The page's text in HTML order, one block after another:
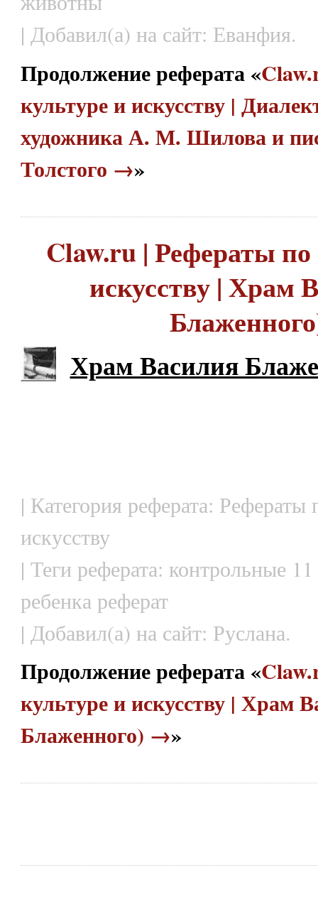
| Добавил(а) на сайт: Еванфия.
Продолжение реферата «
культуре и искусству |
художника А. М. Шилова и
Толстого →»
Claw.ru | Рефераты по
искусству | Храм
Храм Василия
| Категория реферата: Рефераты
искусству
| Теги реферата: контрольные 11
ребенка реферат
| Добавил(а) на сайт: Руслана.
Продолжение реферата «
культуре и искусству | Храм
Блаженного) →»